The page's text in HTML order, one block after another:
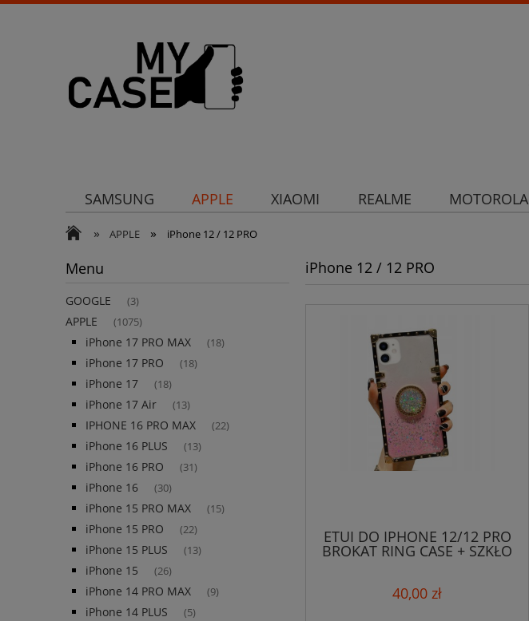
SAMSUNG APPLE XIAOMI REALME MOTOROLA
Uchwyty
Ochrona aparatu
» APPLE » iPhone 12 / 12 PRO
Menu
GOOGLE (3)
APPLE (1075)
iPhone 17 PRO MAX (18)
iPhone 17 PRO (18)
iPhone 17 (18)
iPhone 17 Air (13)
IPHONE 16 PRO MAX (22)
iPhone 16 PLUS (13)
iPhone 16 PRO (31)
iPhone 16 (30)
iPhone 15 PRO MAX (15)
iPhone 15 PRO (22)
iPhone 15 PLUS (13)
iPhone 15 (26)
iPhone 14 PRO MAX (9)
iPhone 14 PLUS (5)
iPhone 12 / 12 PRO
ETUI DO IPHONE 12/12 PRO
BROKAT RING CASE + SZKŁO
40,00 zł